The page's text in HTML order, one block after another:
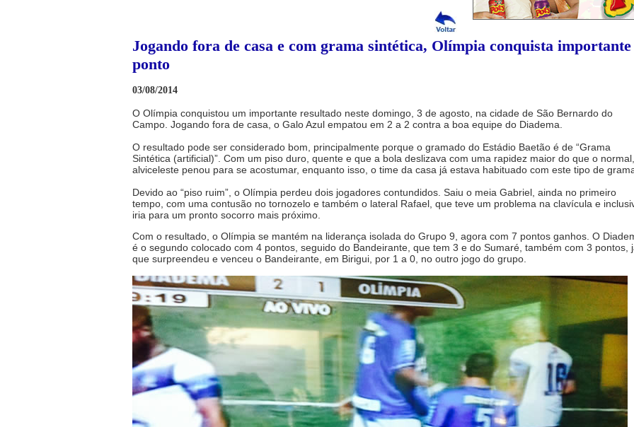
Jogando fora de casa e com grama sintética, Olímpia conquista importante
ponto
03/08/2014
O Olímpia conquistou um importante resultado neste domingo, 3 de agosto, na cidade de São Bernardo do
Campo. Jogando fora de casa, o Galo Azul empatou em 2 a 2 contra a boa equipe do Diadema.
O resultado pode ser considerado bom, principalmente porque o gramado do Estádio Baetão é de “Grama
Sintética (artificial)”. Com um piso duro, quente e que a bola deslizava com uma rapidez maior do que o
alviceleste penou para se acostumar, enquanto isso, o time da casa já estava habituado com este tipo de
Devido ao “piso ruim”, o Olímpia perdeu dois jogadores contundidos. Saiu o meia Gabriel, ainda no primeiro
tempo, com uma contusão no tornozelo e também o lateral Rafael, que teve um problema na clavícula e
iria para um pronto socorro mais próximo.
Com o resultado, o Olímpia se mantém na liderança isolada do Grupo 9, agora com 7 pontos ganhos. O
é o segundo colocado com 4 pontos, seguido do Bandeirante, que tem 3 e do Sumaré, também com 3 pontos,
que surpreendeu e venceu o Bandeirante, em Birigui, por 1 a 0, no outro jogo do grupo.